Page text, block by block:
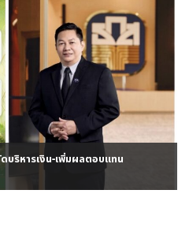
บริหารเงิน-เพิ่มผลตอบแทน